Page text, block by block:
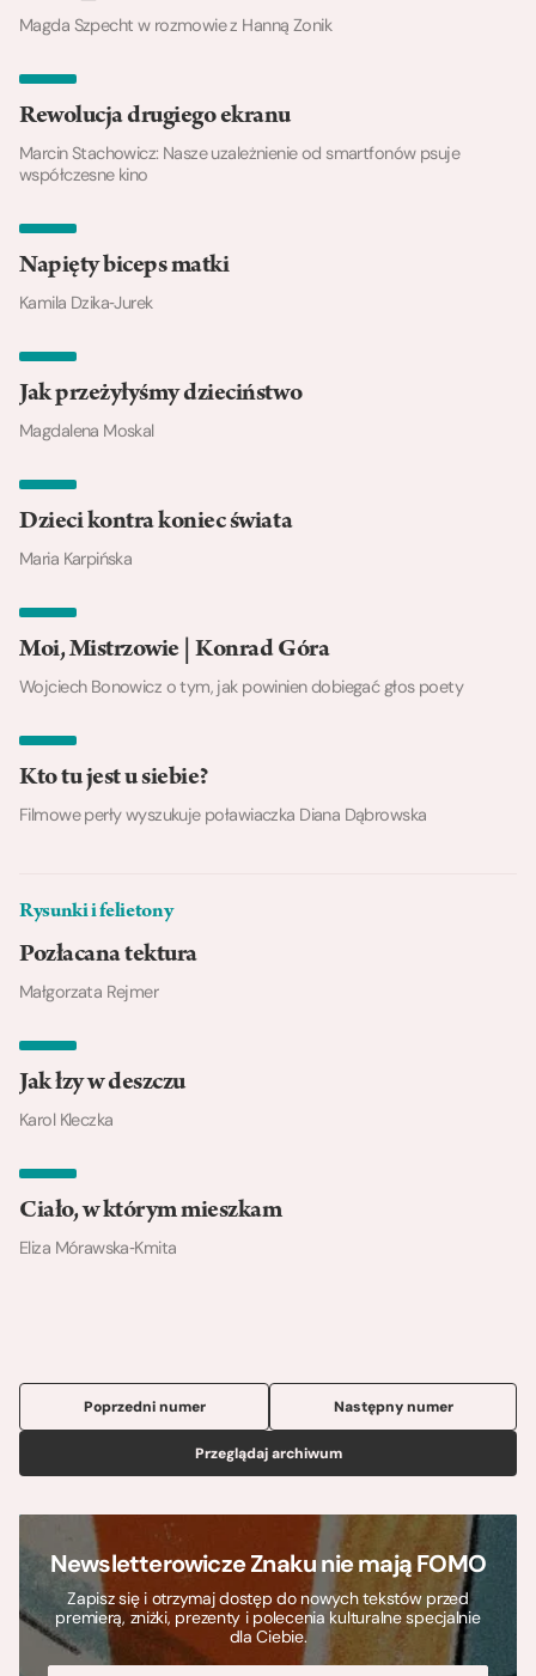
Magda Szpecht w rozmowie z Hanną Zonik
Rewolucja drugiego ekranu
Marcin Stachowicz: Nasze uzależnienie od smartfonów psuje
współczesne kino
Napięty biceps matki
Kamila Dzika‑Jurek
Jak przeżyłyśmy dzieciństwo
Magdalena Moskal
Dzieci kontra koniec świata
Maria Karpińska
Moi, Mistrzowie | Konrad Góra
Wojciech Bonowicz o tym, jak powinien dobiegać głos poety
Kto tu jest u siebie?
Filmowe perły wyszukuje poławiaczka Diana Dąbrowska
Rysunki i felietony
Pozłacana tektura
Małgorzata Rejmer
Jak łzy w deszczu
Karol Kleczka
Ciało, w którym mieszkam
Eliza Mórawska‑Kmita
Poprzedni numer
Przeglądaj archiwum
Następny numer
Newsletterowicze Znaku nie mają FOMO
Zapisz się i otrzymaj dostęp do nowych tekstów przed
premierą, zniżki, prezenty i polecenia kulturalne specjalnie
dla Ciebie.